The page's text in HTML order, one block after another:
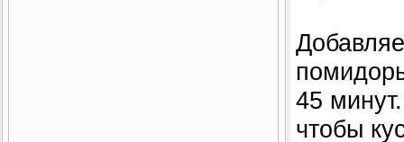
45
чтобы